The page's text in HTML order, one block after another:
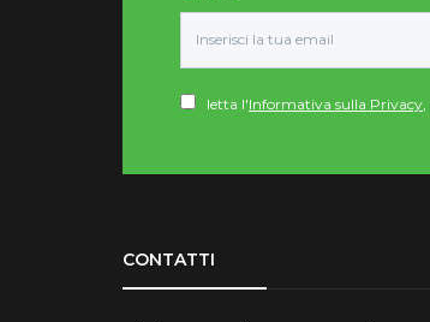
letta l'Informativa sulla Privacy
CONTATTI